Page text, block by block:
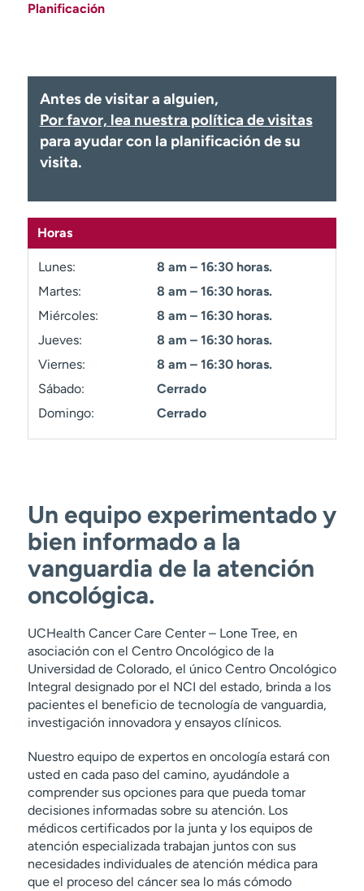
Atención a medios de
Planificación
Antes de visitar a alguien,
Por favor, lea nuestra política de visitas
para ayudar con la planificación de su
visita.
Horas
Lunes:
8 am – 16:30 horas.
Martes:
8 am – 16:30 horas.
Miércoles:
8 am – 16:30 horas.
Jueves:
8 am – 16:30 horas.
Viernes:
8 am – 16:30 horas.
Sábado:
Cerrado
Domingo:
Cerrado
Un equipo experimentado y
bien informado a la
vanguardia de la atención
oncológica.
UCHealth Cancer Care Center – Lone Tree, en
asociación con el Centro Oncológico de la
Universidad de Colorado, el único Centro Oncológico
Integral designado por el NCI del estado, brinda a los
pacientes el beneficio de tecnología de vanguardia,
investigación innovadora y ensayos clínicos.
Nuestro equipo de expertos en oncología estará con
usted en cada paso del camino, ayudándole a
comprender sus opciones para que pueda tomar
decisiones informadas sobre su atención. Los
médicos certificados por la junta y los equipos de
atención especializada trabajan juntos con sus
necesidades individuales de atención médica para
que el proceso del cáncer sea lo más cómodo